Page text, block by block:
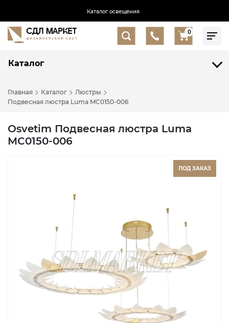
Каталог освещения
0
Каталог
Главная Каталог
Люстры
Подвесная люстра Luma MC0150-006
Osvetim Подвесная люстра Luma
MC0150-006
ПОД ЗАКАЗ